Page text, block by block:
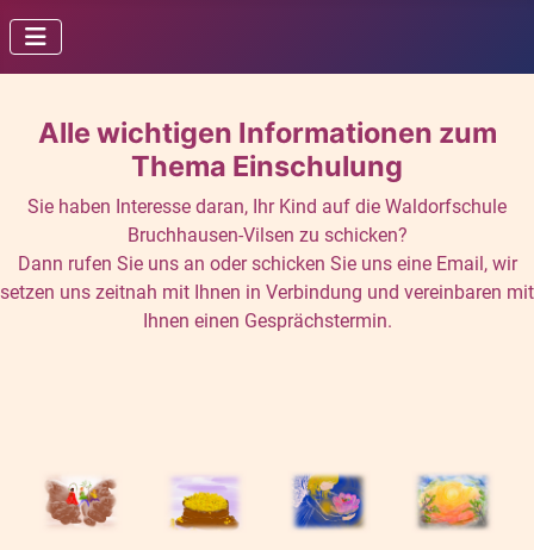
Alle wichtigen Informationen zum
Thema Einschulung
Sie haben Interesse daran, Ihr Kind auf die Waldorfschule
Bruchhausen-Vilsen zu schicken?
Dann rufen Sie uns an oder schicken Sie uns eine Email, wir
setzen uns zeitnah mit Ihnen in Verbindung und vereinbaren mit
Ihnen einen Gesprächstermin.